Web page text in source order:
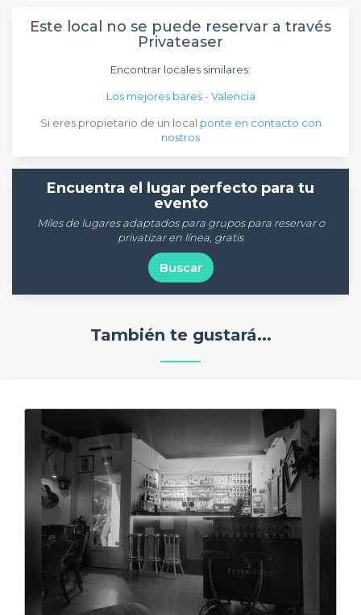
Este local no se puede reservar a través
Privateaser
Encontrar locales similares:
Los mejores bares - Valencia
Si eres propietario de un local ponte en contacto con
nostros
Encuentra el lugar perfecto para tu
evento
Miles de lugares adaptados para grupos para reservar o
privatizar en línea, gratis
Buscar
También te gustará...